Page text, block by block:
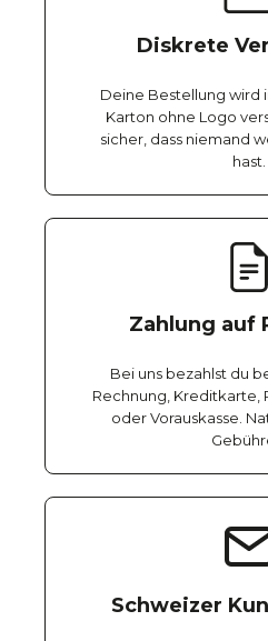
Diskrete
Deine Bestellung wird
Karton ohne Logo
sicher, dass niemand
hast.
Zahlung auf
Bei uns bezahlst du
Rechnung, Kreditkarte,
oder Vorauskasse.
Schweizer